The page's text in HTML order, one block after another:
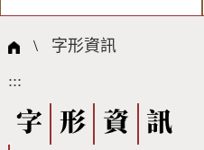
國際字碼相關組織
筆畫查詢
筆順序查詢
全字庫授權
個人電腦造字處理工具
字形下載
問題集
熱門查詢統計
\ 字形資訊
:::
字 形 資
訊